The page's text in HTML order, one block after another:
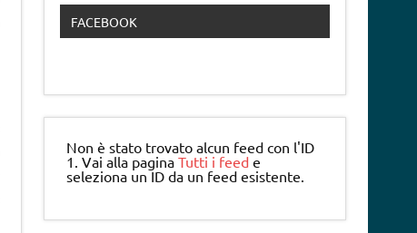
FACEBOOK
Non è stato trovato alcun feed con l'ID
1. Vai alla paginaTutti i feed e
seleziona un ID da un feed esistente.